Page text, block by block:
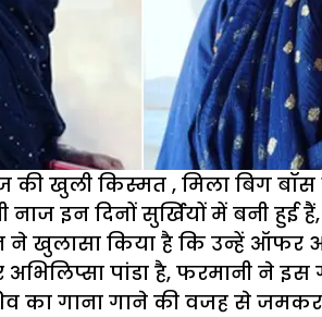
की खुली किस्मत , मिला बिग
नाज इन दिनों सुर्खियों में बनी
खुलासा किया है कि उन्हें ऑफर
पांडा है, फरमानी ने इस
का गाना गाने की वजह से